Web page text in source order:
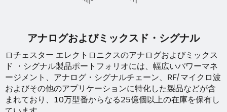
アナログおよびミックスド・シグナル
ロチェスター エレクトロニクスのアナログおよびミックス
ド ・シグナル製品ポートフォリオには、幅広いパワーマネ
ージメント、アナログ・シグナルチェーン、RF/マイクロ波
およびその他のアプリケーションに特化した製品などが含
まれており、10万型番からなる25億個以上の在庫を保有し